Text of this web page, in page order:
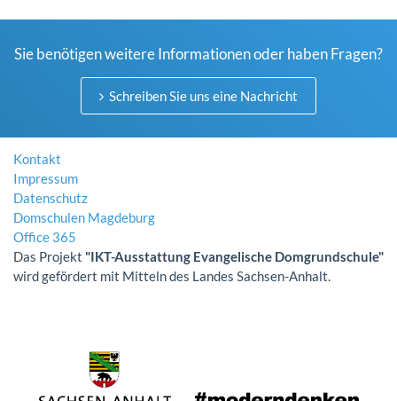
Sie benötigen weitere Informationen oder haben Fragen?
Schreiben Sie uns eine Nachricht
Kontakt
Impressum
Datenschutz
Domschulen Magdeburg
Office 365
Das Projekt "IKT-Ausstattung Evangelische Domgrundschule"
wird gefördert mit Mitteln des Landes Sachsen-Anhalt.